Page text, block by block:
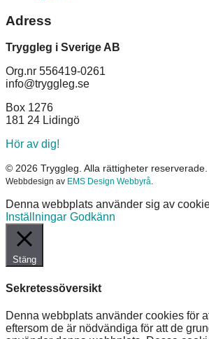
Adress
Tryggleg i Sverige AB
Org.nr 556419-0261
info@tryggleg.se
Box 1276
181 24 Lidingö
Hör av dig!
© 2026 Tryggleg. Alla rättigheter reserverade.
Webbdesign av EMS Design Webbyrå.
Denna webbplats använder sig av
Inställningar Godkänn
Stäng
Sekretessöversikt
Denna webbplats använder cookies för
eftersom de är nödvändiga för att de